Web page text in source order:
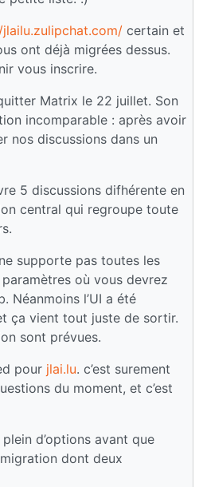
certain et
ont déjà migrées dessus.
vous inscrire.
Matrix le 22 juillet. Son
incomparable : après avoir
nos discussions dans un
5 discussions difhérente en
central qui regroupe toute
supporte pas toutes les
où vous devrez
Néanmoins l’UI a été
ça vient tout juste de sortir.
sont prévues.
pour jlai.lu. c’est surement
du moment, et c’est
d’options avant que
dont deux